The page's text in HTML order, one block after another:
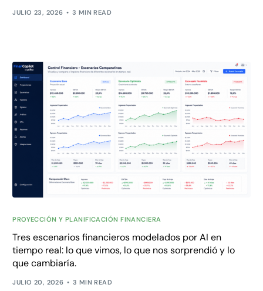
JULIO 23, 2026 3 MIN READ
PROYECCIÓN Y PLANIFICACIÓN FINANCIERA
Tres escenarios financieros modelados por AI en
tiempo real: lo que vimos, lo que nos sorprendió y lo
que cambiaría.
JULIO 20, 2026 3 MIN READ